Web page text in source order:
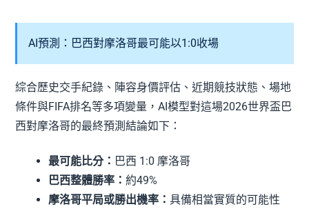
AI預測：巴西對摩洛哥最可能以1:0收場
綜合歷史交手紀錄、陣容身價評估、近期競技狀態、場地
條件與FIFA排名等多項變量，AI模型對這場2026世界盃巴
西對摩洛哥的最終預測結論如下：
最可能比分： 巴西 1:0 摩洛哥
巴西整體勝率：約49%
摩洛哥平局或勝出機率：具備相當實質的可能性